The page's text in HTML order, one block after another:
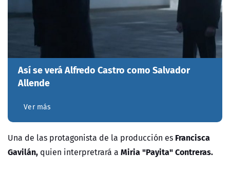
Así se verá Alfredo Castro como Salvador
Allende
Ver más
Una de las protagonista de la producción es Francisca
Gavilán, quien interpretrará a Miria "Payita" Contreras.